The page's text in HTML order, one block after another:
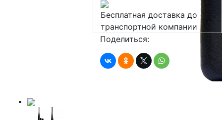
Бесплатная доставка до
транспортной компании
Поделиться: